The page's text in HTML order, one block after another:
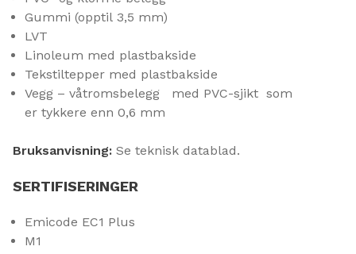
Gummi (opptil 3,5 mm)
LVT
Linoleum med plastbakside
Tekstiltepper med plastbakside
Vegg – våtromsbelegg med PVC-sjikt som
er tykkere enn 0,6 mm
Bruksanvisning: Se teknisk datablad.
SERTIFISERINGER
Emicode EC1 Plus
M1